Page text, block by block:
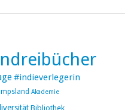
#indieverlegerin
Akademie
Bibliothek